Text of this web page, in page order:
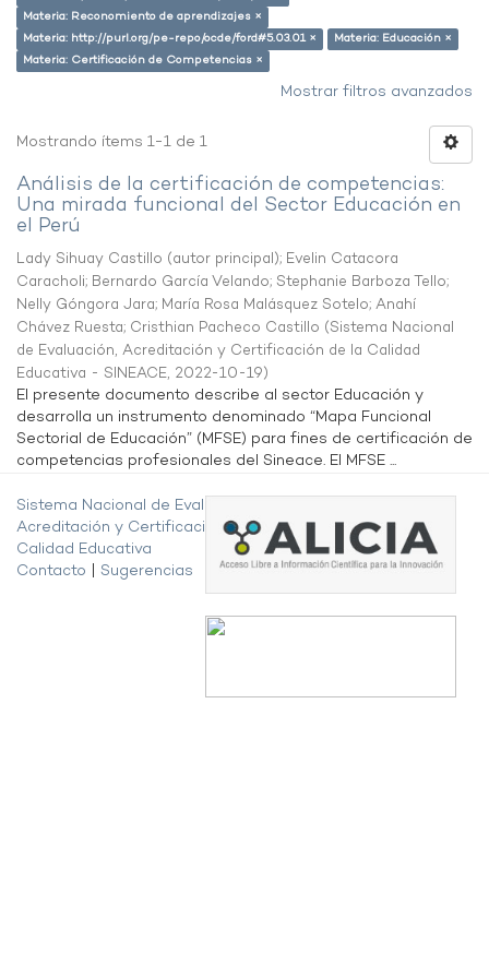
Materia: Reconomiento de aprendizajes ×
Materia: http://purl.org/pe-repo/ocde/ford#5.03.01 ×
Materia: Educación ×
Materia: Certificación de Competencias ×
Mostrar filtros avanzados
Mostrando ítems 1-1 de 1
Análisis de la certificación de competencias:
Una mirada funcional del Sector Educación en
el Perú
Lady Sihuay Castillo (autor principal); Evelin Catacora
Caracholi; Bernardo García Velando; Stephanie Barboza Tello;
Nelly Góngora Jara; María Rosa Malásquez Sotelo; Anahí
Chávez Ruesta; Cristhian Pacheco Castillo (Sistema Nacional
de Evaluación, Acreditación y Certificación de la Calidad
Educativa - SINEACE, 2022-10-19)
El presente documento describe al sector Educación y
desarrolla un instrumento denominado “Mapa Funcional
Sectorial de Educación” (MFSE) para fines de certificación de
competencias profesionales del Sineace. El MFSE ...
Sistema Nacional de Evaluación,
Acreditación y Certificación de la
Calidad Educativa
Contacto
Sugerencias